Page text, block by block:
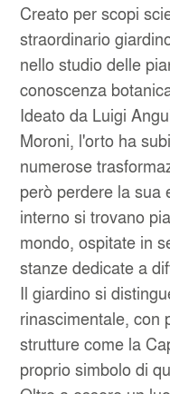
NAPOLI CAPODICHINO
SANT'ANTIMO
Creato per scopi
straordinario
nello studio delle
conoscenza
Ideato da Luigi
Moroni, l'orto ha
numerose
però perdere la sua
interno si trovano
mondo, ospitate in
stanze dedicate a
Il giardino si
rinascimentale, con
strutture come la
proprio simbolo di